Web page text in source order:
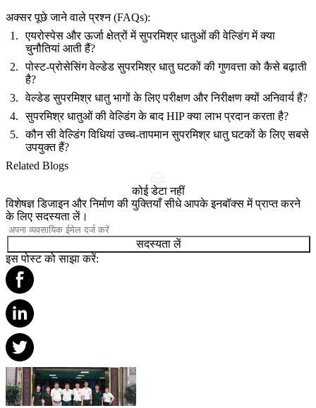
अक्सर पूछे जाने वाले प्रश्न (FAQs):
एयरोस्पेस और ऊर्जा क्षेत्रों में सुपरमिश्र धातुओं की वेल्डिंग में क्या
चुनौतियां आती हैं?
पोस्ट-प्रोसेसिंग वेल्डेड सुपरमिश्र धातु घटकों की गुणवत्ता को कैसे बढ़ाती
है?
वेल्डेड सुपरमिश्र धातु भागों के लिए परीक्षण और निरीक्षण क्यों अनिवार्य हैं?
सुपरमिश्र धातुओं की वेल्डिंग के बाद HIP क्या लाभ प्रदान करता है?
कौन सी वेल्डिंग विधियां उच्च-तापमान सुपरमिश्र धातु घटकों के लिए सबसे
उपयुक्त हैं?
Related Blogs
कोई डेटा नहीं
विशेषज्ञ डिजाइन और निर्माण की युक्तियाँ सीधे आपके इनबॉक्स में प्राप्त करने
के लिए सदस्यता लें।
सदस्यता लें
इस पोस्ट को साझा करें: